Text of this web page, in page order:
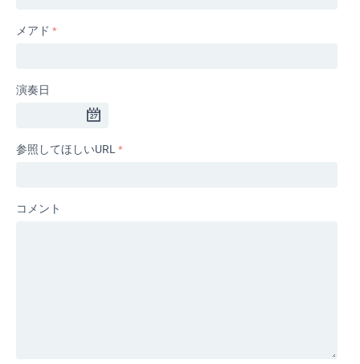
メアド
演奏日
参照してほしいURL
コメント